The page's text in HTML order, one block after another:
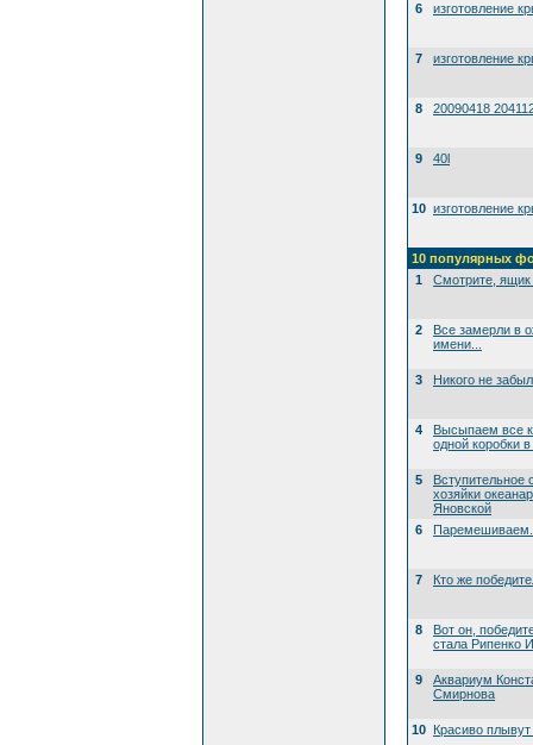
6 изготовление
7 изготовление
8 20090418
9 40l
10 изготовление
10 популярных
1
Смотрите, ящик
2
Все замерли в
имени...
3 Никого не
4
Высыпаем все
одной коробки
5
Вступительное
хозяйки
Яновской
6
7 Кто же
8
Вот он,
стала Рипенко
9
Аквариум
Смирнова
10 Красиво плывут